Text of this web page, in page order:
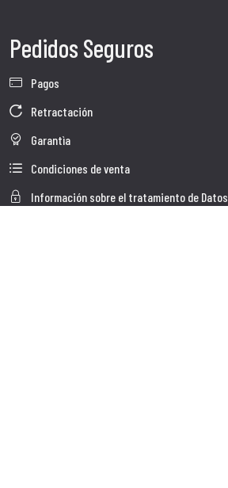
Pedidos Seguros
Pagos
Retractación
Garantìa
Condiciones de venta
Información sobre el tratamiento de Datos